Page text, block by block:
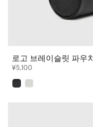
로고 브레이슬릿 파우치
¥5,100